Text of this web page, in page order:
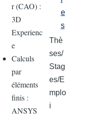
r (CAO) :
3D
Experienc
e
Calculs
par
éléments
finis :
ANSYS
e
s
Thè
ses/
Stag
es/E
mplo
i